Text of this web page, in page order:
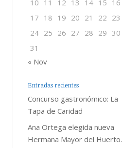
10 11 12 13 14 15 16
17 18 19 20 21 22 23
24 25 26 27 28 29 30
31
« Nov
Entradas recientes
Concurso gastronómico: La
Tapa de Caridad
Ana Ortega elegida nueva
Hermana Mayor del Huerto.